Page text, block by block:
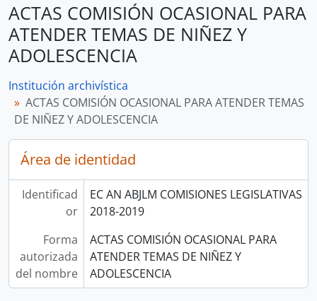
ACTAS COMISIÓN OCASIONAL PARA
ATENDER TEMAS DE NIÑEZ Y
ADOLESCENCIA
Institución archivística
ACTAS COMISIÓN OCASIONAL PARA ATENDER TEMAS
DE NIÑEZ Y ADOLESCENCIA
Área de identidad
Identificad
or
EC AN ABJLM COMISIONES LEGISLATIVAS
2018-2019
Forma
autorizada
del nombre
ACTAS COMISIÓN OCASIONAL PARA
ATENDER TEMAS DE NIÑEZ Y
ADOLESCENCIA